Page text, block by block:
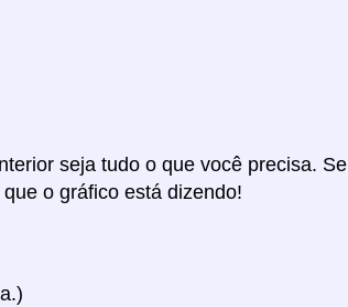
seja tudo o que você precisa. Se
o gráfico está dizendo!